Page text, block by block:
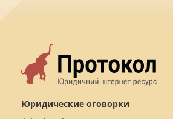
Юридические оговорки